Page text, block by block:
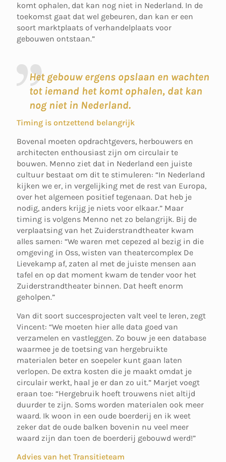
komt ophalen, dat kan nog niet in Nederland. In de
toekomst gaat dat wel gebeuren, dan kan er een
soort marktplaats of verhandelplaats voor
gebouwen ontstaan.”
Het gebouw ergens opslaan en wachten
tot iemand het komt ophalen, dat kan
nog niet in Nederland.
Timing is ontzettend belangrijk
Bovenal moeten opdrachtgevers, herbouwers en
architecten enthousiast zijn om circulair te
bouwen. Menno ziet dat in Nederland een juiste
cultuur bestaat om dit te stimuleren: “In Nederland
kijken we er, in vergelijking met de rest van Europa,
over het algemeen positief tegenaan. Dat heb je
nodig, anders krijg je niets voor elkaar.” Maar
timing is volgens Menno net zo belangrijk. Bij de
verplaatsing van het Zuiderstrandtheater kwam
alles samen: “We waren met cepezed al bezig in die
omgeving in Oss, wisten van theatercomplex De
Lievekamp af, zaten al met de juiste mensen aan
tafel en op dat moment kwam de tender voor het
Zuiderstrandtheater binnen. Dat heeft enorm
geholpen.”
Van dit soort succesprojecten valt veel te leren, zegt
Vincent: “We moeten hier alle data goed van
verzamelen en vastleggen. Zo bouw je een database
waarmee je de toetsing van hergebruikte
materialen beter en soepeler kunt gaan laten
verlopen. De extra kosten die je maakt omdat je
circulair werkt, haal je er dan zo uit.” Marjet voegt
eraan toe: “Hergebruik hoeft trouwens niet altijd
duurder te zijn. Soms worden materialen ook meer
waard. Ik woon in een oude boerderij en ik weet
zeker dat de oude balken bovenin nu veel meer
waard zijn dan toen de boerderij gebouwd werd!”
Advies van het Transitieteam